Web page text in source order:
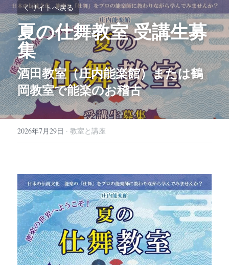
サイトへ戻る
夏の仕舞教室 受講生募
集
酒田教室（庄内能楽館）または鶴
岡教室で能楽のお稽古
2026年7月29日 · 教室と講座